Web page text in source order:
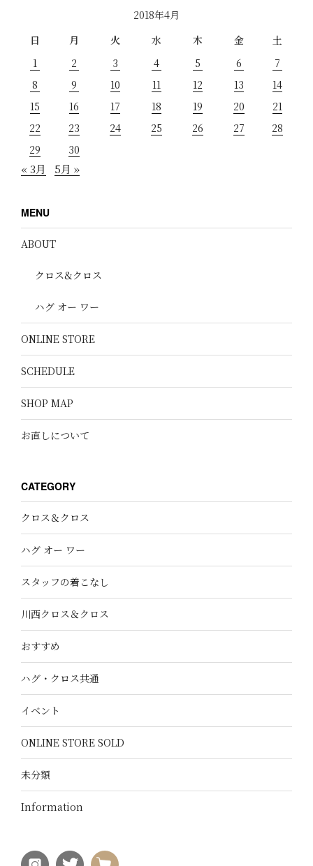
2018年4月
日
月 火 水 木 金
土
1
2 3 4 5 6
7
8
9 10 11 12 13
14
15
16 17 18 19 20
21
22
23 24 25 26 27
28
29
30
« 3月 5月 »
MENU
ABOUT
クロス&クロス
ハグ オー ワー
ONLINE STORE
SCHEDULE
SHOP MAP
お直しについて
CATEGORY
クロス＆クロス
ハグ オー ワー
スタッフの着こなし
川西クロス＆クロス
おすすめ
ハグ・クロス共通
イベント
ONLINE STORE SOLD
未分類
Information